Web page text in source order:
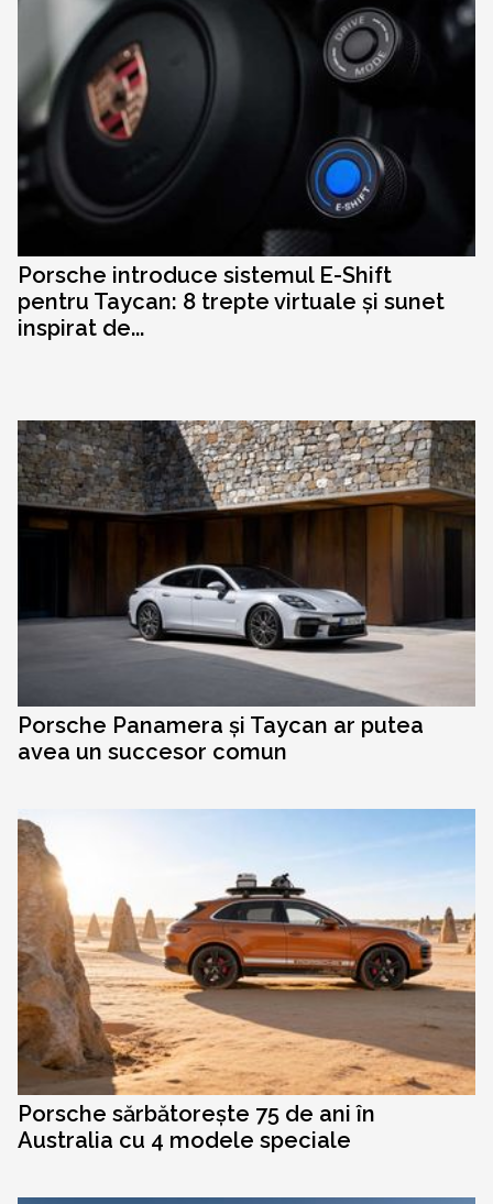
Porsche introduce sistemul E-Shift
pentru Taycan: 8 trepte virtuale și sunet
inspirat de...
Porsche Panamera și Taycan ar putea
avea un succesor comun
Porsche sărbătorește 75 de ani în
Australia cu 4 modele speciale